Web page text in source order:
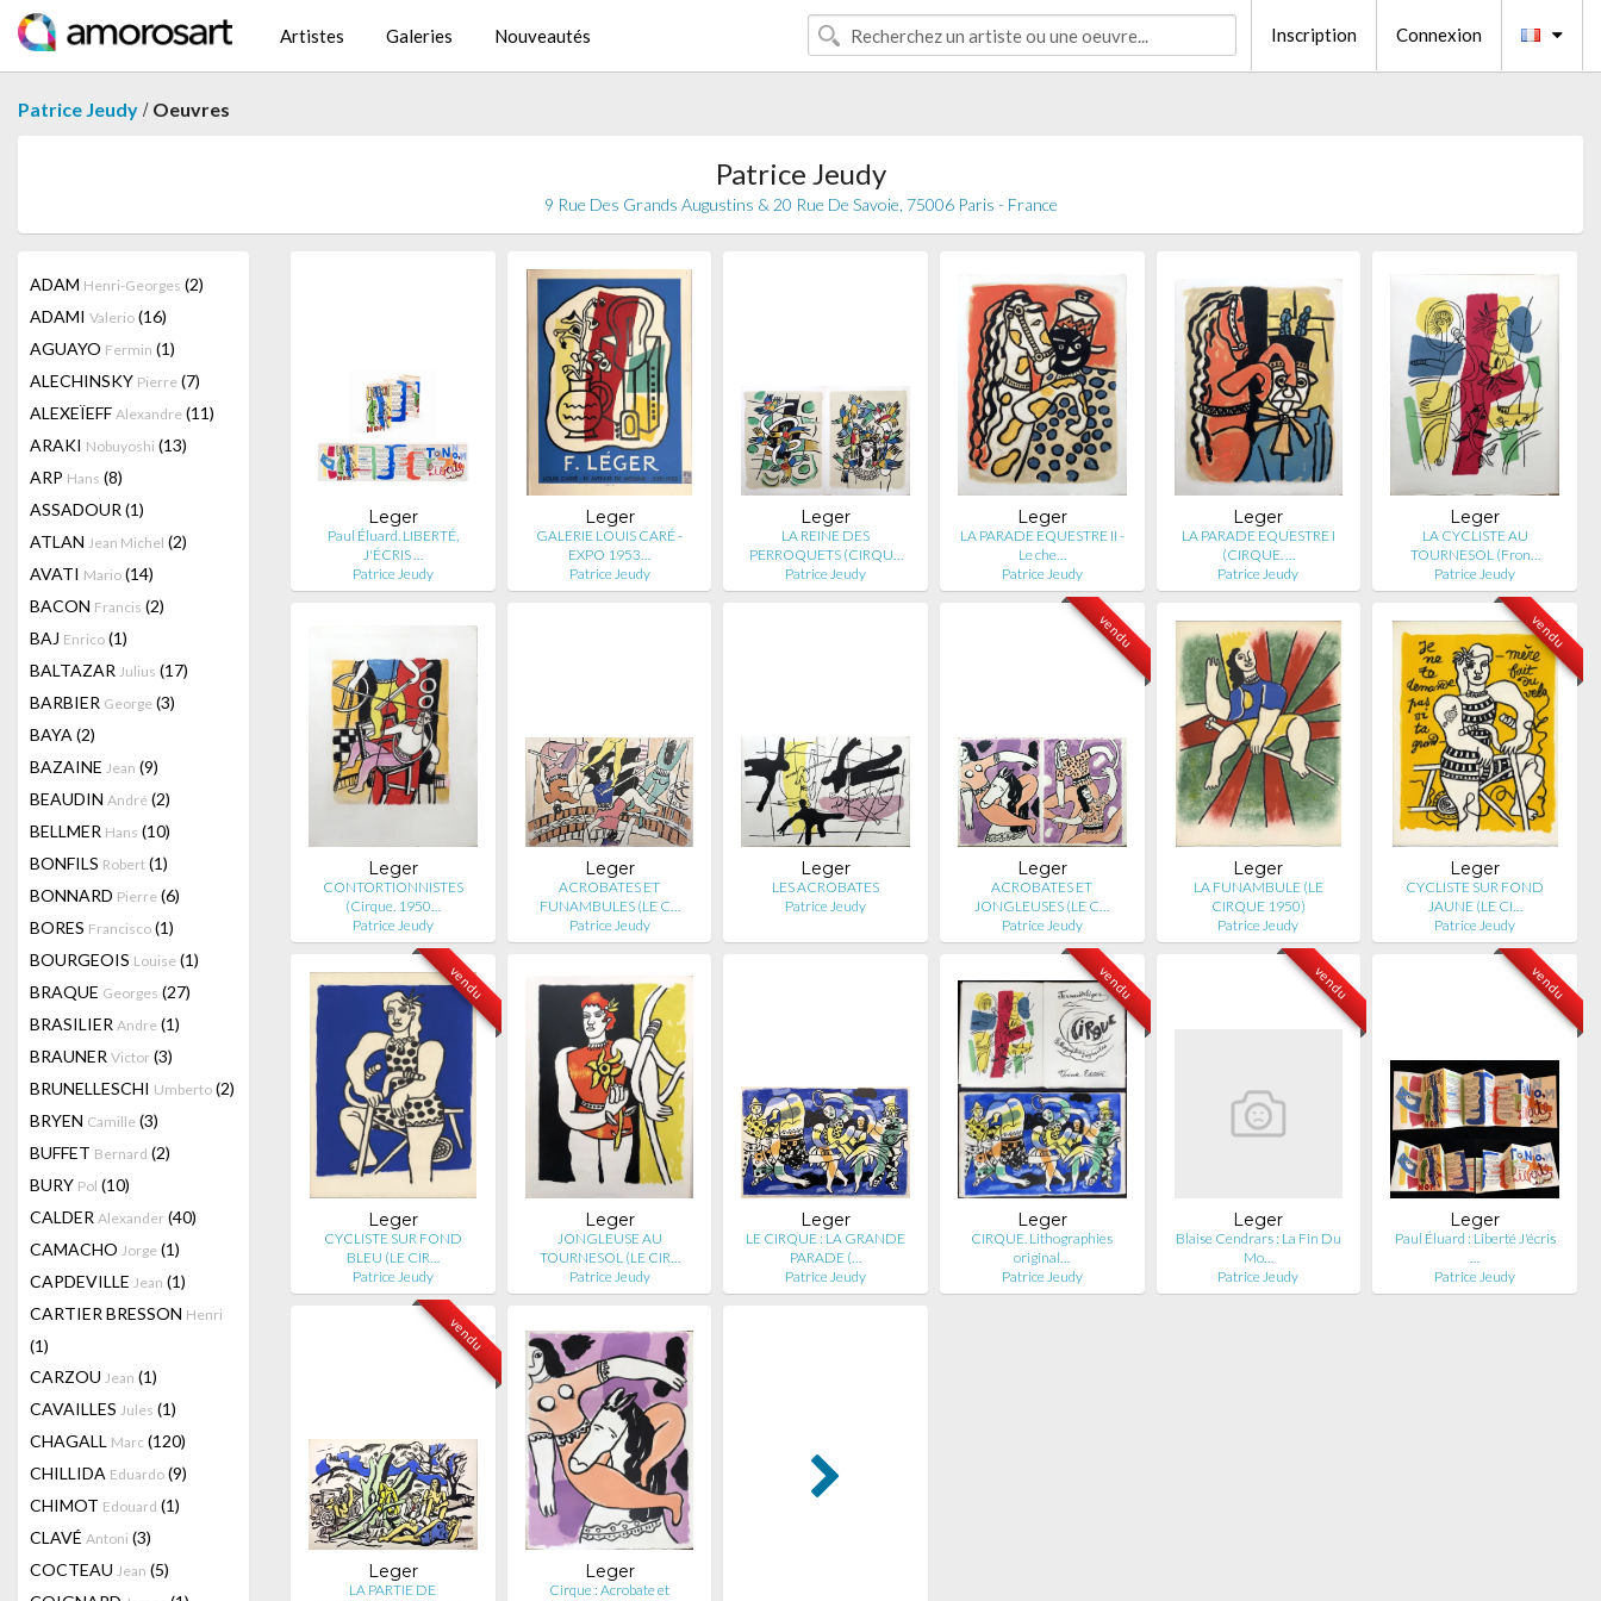
Artistes Galeries Nouveautés Inscription Connexion
Patrice Jeudy / Oeuvres
Patrice Jeudy
9 Rue Des Grands Augustins & 20 Rue De Savoie, 75006 Paris - France
ADAM Henri-Georges (2)
ADAMI Valerio (16)
AGUAYO Fermin (1)
ALECHINSKY Pierre (7)
ALEXEÏEFF Alexandre (11)
ARAKI Nobuyoshi (13)
ARP Hans (8)
ASSADOUR (1)
ATLAN Jean Michel (2)
AVATI Mario (14)
BACON Francis (2)
BAJ Enrico (1)
BALTAZAR Julius (17)
BARBIER George (3)
BAYA (2)
BAZAINE Jean (9)
BEAUDIN André (2)
BELLMER Hans (10)
BONFILS Robert (1)
BONNARD Pierre (6)
BORES Francisco (1)
BOURGEOIS Louise (1)
BRAQUE Georges (27)
BRASILIER Andre (1)
BRAUNER Victor (3)
BRUNELLESCHI Umberto (2)
BRYEN Camille (3)
BUFFET Bernard (2)
BURY Pol (10)
CALDER Alexander (40)
CAMACHO Jorge (1)
CAPDEVILLE Jean (1)
CARTIER BRESSON Henri
(1)
CARZOU Jean (1)
CAVAILLES Jules (1)
CHAGALL Marc (120)
CHILLIDA Eduardo (9)
CHIMOT Edouard (1)
CLAVÉ Antoni (3)
COCTEAU Jean (5)
Leger
Paul Éluard. LIBERTÉ,
J'ÉCRIS …
Patrice Jeudy
Leger
GALERIE LOUIS CARÉ -
EXPO 1953…
Patrice Jeudy
Leger
LA REINE DES
PERROQUETS (CIRQU…
Patrice Jeudy
Leger
LA PARADE EQUESTRE II -
Le che…
Patrice Jeudy
Leger
LA PARADE EQUESTRE I
(CIRQUE. …
Patrice Jeudy
Leger
LA CYCLISTE AU
TOURNESOL (Fron…
Patrice Jeudy
Leger
CONTORTIONNISTES
(Cirque. 1950…
Patrice Jeudy
Leger
ACROBATES ET
FUNAMBULES (LE C…
Patrice Jeudy
Leger
LES ACROBATES
Patrice Jeudy
vendu
Leger
ACROBATES ET
JONGLEUSES (LE C…
Patrice Jeudy
Leger
LA FUNAMBULE (LE
CIRQUE 1950)
Patrice Jeudy
vendu
Leger
CYCLISTE SUR FOND
JAUNE (LE CI…
Patrice Jeudy
vendu
Leger
CYCLISTE SUR FOND
BLEU (LE CIR…
Patrice Jeudy
Leger
JONGLEUSE AU
TOURNESOL (LE CIR…
Patrice Jeudy
Leger
LE CIRQUE : LA GRANDE
PARADE (…
Patrice Jeudy
vendu
Leger
CIRQUE. Lithographies
original…
Patrice Jeudy
vendu
Leger
Blaise Cendrars : La Fin Du
Mo…
Patrice Jeudy
vendu
Leger
Paul Éluard : Liberté J'écris
…
Patrice Jeudy
vendu
Leger
LA PARTIE DE
Leger
Cirque : Acrobate et